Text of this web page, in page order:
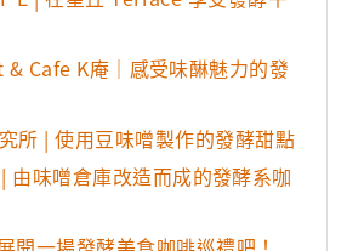
Cafe K庵｜感受味醂魅力的發
所 | 使用豆味噌製作的發酵甜點
味噌倉庫改造而成的發酵系咖